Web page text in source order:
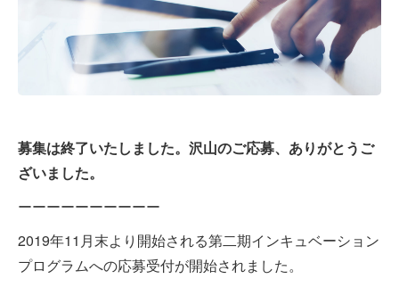
募集は終了いたしました。沢山のご応募、ありがとうご
ざいました。
ーーーーーーーーーー
2019年11月末より開始される第二期インキュベーション
プログラムへの応募受付が開始されました。